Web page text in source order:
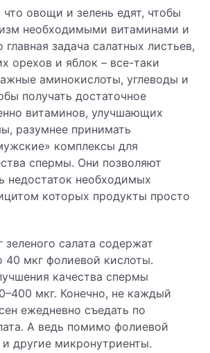
овощи и зелень едят, чтобы
необходимыми витаминами и
задача салатных листьев,
орехов и яблок – все-таки
аминокислоты, углеводы и
получать достаточное
витаминов, улучшающих
разумнее принимать
комплексы для
спермы. Они позволяют
недостаток необходимых
которых продукты просто
салата содержат
40 мкг фолиевой кислоты.
качества спермы
мкг. Конечно, не каждый
ежедневно съедать по
А ведь помимо фолиевой
другие микронутриенты.